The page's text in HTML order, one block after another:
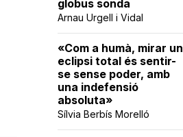
globus sonda
Arnau Urgell i Vidal
«Com a humà, mirar un
eclipsi total és sentir-
se sense poder, amb
una indefensió
absoluta»
Sílvia Berbís Morelló